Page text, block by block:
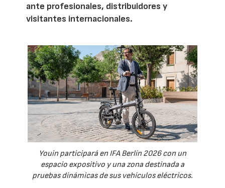
ante profesionales, distribuidores y
visitantes internacionales.
Youin participará en IFA Berlín 2026 con un
espacio expositivo y una zona destinada a
pruebas dinámicas de sus vehículos eléctricos.